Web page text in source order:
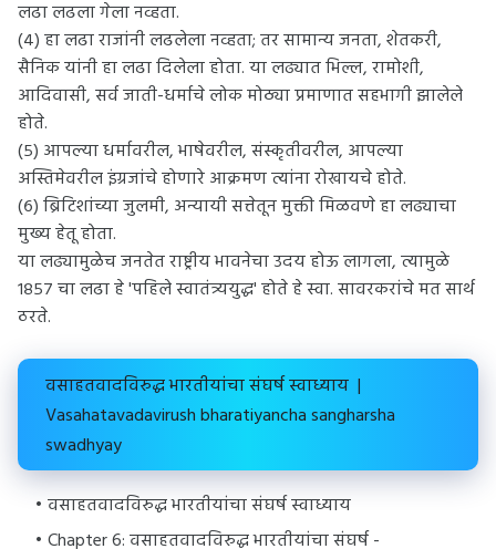
लढा लढला गेला नव्हता.
(४) हा लढा राजांनी लढलेला नव्हता; तर सामान्य जनता, शेतकरी,
सैनिक यांनी हा लढा दिलेला होता. या लढ्यात भिल्ल, रामोशी,
आदिवासी, सर्व जाती-धर्माचे लोक मोठ्या प्रमाणात सहभागी झालेले
होते.
(५) आपल्या धर्मावरील, भाषेवरील, संस्कृतीवरील, आपल्या
अस्तिमेवरील इंग्रजांचे होणारे आक्रमण त्यांना रोखायचे होते.
(६) ब्रिटिशांच्या जुलमी, अन्यायी सत्तेतून मुक्ती मिळवणे हा लढ्याचा
मुख्य हेतू होता.
या लढ्यामुळेच जनतेत राष्ट्रीय भावनेचा उदय होऊ लागला, त्यामुळे
१८५७ चा लढा हे 'पहिले स्वातंत्र्ययुद्ध' होते हे स्वा. सावरकरांचे मत सार्थ
ठरते.
वसाहतवादविरुद्ध भारतीयांचा संघर्ष स्वाध्याय |
Vasahatavadavirush bharatiyancha sangharsha
swadhyay
वसाहतवादविरुद्ध भारतीयांचा संघर्ष स्वाध्याय
Chapter 6: वसाहतवादविरुद्ध भारतीयांचा संघर्ष -